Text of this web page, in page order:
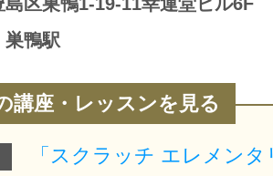
巣鴨駅
講座・レッスンを見る